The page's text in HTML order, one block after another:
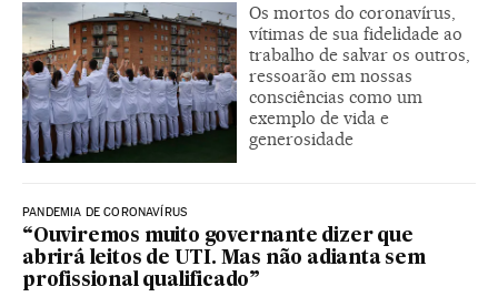
Os mortos do coronavírus,
vítimas de sua fidelidade ao
trabalho de salvar os outros,
ressoarão em nossas
consciências como um
exemplo de vida e
generosidade
PANDEMIA DE CORONAVÍRUS
“Ouviremos muito governante dizer que
abrirá leitos de UTI. Mas não adianta sem
profissional qualificado”